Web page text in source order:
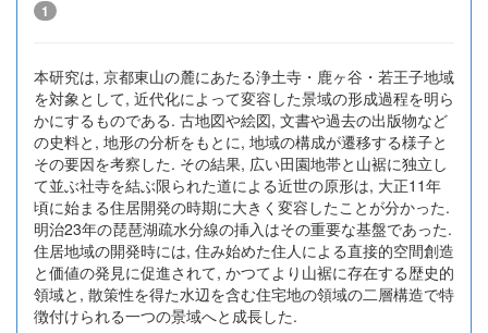
1
本研究は, 京都東山の麓にあたる浄土寺・鹿ヶ谷・若王子地域
を対象として, 近代化によって変容した景域の形成過程を明ら
かにするものである. 古地図や絵図, 文書や過去の出版物など
の史料と, 地形の分析をもとに, 地域の構成が遷移する様子と
その要因を考察した. その結果, 広い田園地帯と山裾に独立し
て並ぶ社寺を結ぶ限られた道による近世の原形は, 大正11年
頃に始まる住居開発の時期に大きく変容したことが分かった.
明治23年の琵琶湖疏水分線の挿入はその重要な基盤であった.
住居地域の開発時には, 住み始めた住人による直接的空間創造
と価値の発見に促進されて, かつてより山裾に存在する歴史的
領域と, 散策性を得た水辺を含む住宅地の領域の二層構造で特
徴付けられる一つの景域へと成長した.